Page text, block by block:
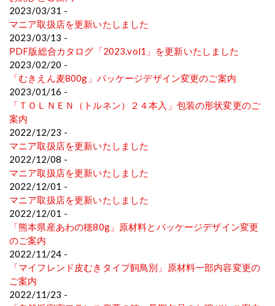
2023/03/31 -
マニア取扱店を更新いたしました
2023/03/13 -
PDF版総合カタログ「2023.vol1」を更新いたしました
2023/02/20 -
「むきえん麦800g」パッケージデザイン変更のご案内
2023/01/16 -
「ＴＯＬＮＥＮ（トルネン）２４本入」包装の形状変更のご
案内
2022/12/23 -
マニア取扱店を更新いたしました
2022/12/08 -
マニア取扱店を更新いたしました
2022/12/01 -
マニア取扱店を更新いたしました
2022/12/01 -
「熊本県産あわの穂80g」原材料とパッケージデザイン変更
のご案内
2022/11/24 -
「マイフレンド皮むきタイプ飼鳥別」原材料一部内容変更の
ご案内
2022/11/23 -